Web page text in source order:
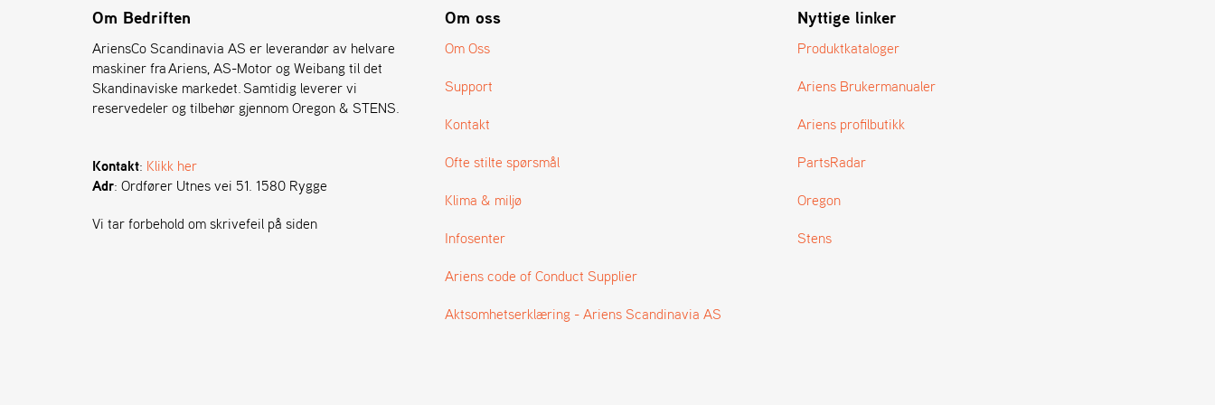
Om Bedriften
AriensCo Scandinavia AS er leverandør av helvare
maskiner fra Ariens, AS-Motor og Weibang til det
Skandinaviske markedet. Samtidig leverer vi
reservedeler og tilbehør gjennom Oregon & STENS.
Kontakt: Klikk her
Adr: Ordfører Utnes vei 51. 1580 Rygge
Vi tar forbehold om skrivefeil på siden
Om oss
Om Oss
Support
Kontakt
Ofte stilte spørsmål
Klima & miljø
Infosenter
Ariens code of Conduct Supplier
Aktsomhetserklæring - Ariens Scandinavia AS
Nyttige linker
Produktkataloger
Ariens Brukermanualer
Ariens profilbutikk
PartsRadar
Oregon
Stens